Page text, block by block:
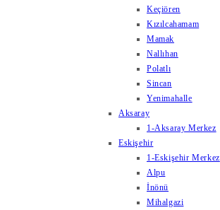
Keçiören
Kızılcahamam
Mamak
Nallıhan
Polatlı
Sincan
Yenimahalle
Aksaray
1-Aksaray Merkez
Eskişehir
1-Eskişehir Merkez
Alpu
İnönü
Mihalgazi